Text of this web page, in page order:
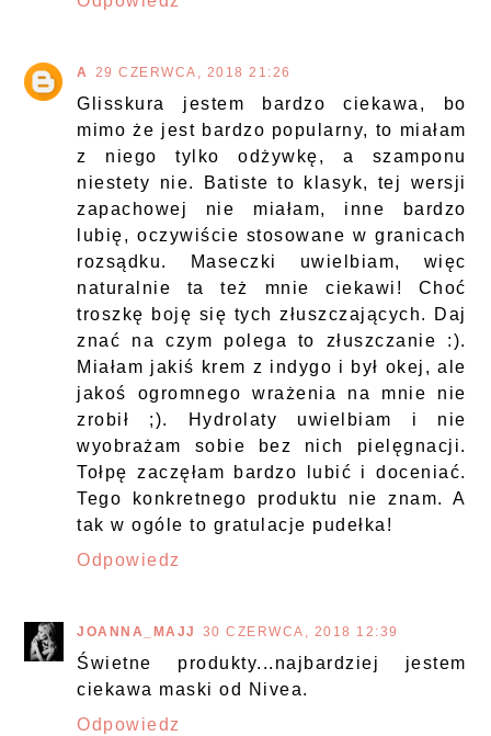
A 29 CZERWCA, 2018 21:26
Glisskura jestem bardzo ciekawa, bo
mimo że jest bardzo popularny, to miałam
z niego tylko odżywkę, a szamponu
niestety nie. Batiste to klasyk, tej wersji
zapachowej nie miałam, inne bardzo
lubię, oczywiście stosowane w granicach
rozsądku. Maseczki uwielbiam, więc
naturalnie ta też mnie ciekawi! Choć
troszkę boję się tych złuszczających. Daj
znać na czym polega to złuszczanie :).
Miałam jakiś krem z indygo i był okej, ale
jakoś ogromnego wrażenia na mnie nie
zrobił ;). Hydrolaty uwielbiam i nie
wyobrażam sobie bez nich pielęgnacji.
Tołpę zaczęłam bardzo lubić i doceniać.
Tego konkretnego produktu nie znam. A
tak w ogóle to gratulacje pudełka!
Odpowiedz
JOANNA_MAJJ 30 CZERWCA, 2018 12:39
Świetne produkty...najbardziej jestem
ciekawa maski od Nivea.
Odpowiedz